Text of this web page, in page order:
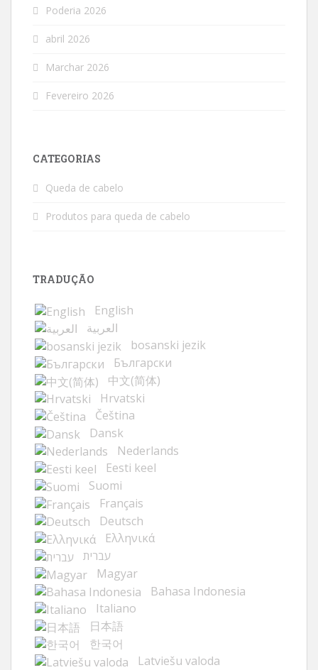
Poderia 2026
abril 2026
Marchar 2026
Fevereiro 2026
CATEGORIAS
Queda de cabelo
Produtos para queda de cabelo
TRADUÇÃO
English
العربية
bosanski jezik
Български
中文(简体)
Hrvatski
Čeština
Dansk
Nederlands
Eesti keel
Suomi
Français
Deutsch
Ελληνικά
עברית
Magyar
Bahasa Indonesia
Italiano
日本語
한국어
Latviešu valoda